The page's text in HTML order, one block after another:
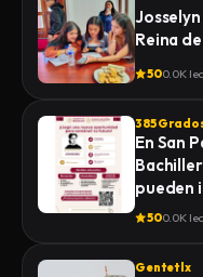
Reina
500.0K
385
En San
pueden
500.0K
Gentetlx